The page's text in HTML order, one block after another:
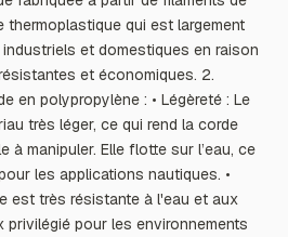
thermoplastique qui est largement
et domestiques en raison
et économiques. 2.
en polypropylène : • Légèreté : Le
très léger, ce qui rend la corde
à manipuler. Elle flotte sur l’eau, ce
les applications nautiques. •
est très résistante à l'eau et aux
privilégié pour les environnements